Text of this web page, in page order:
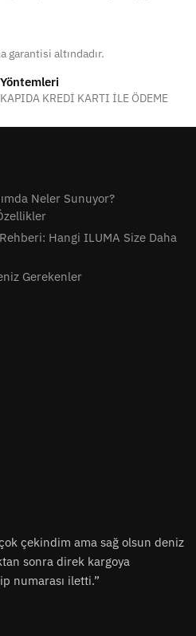
garantisi altındadır.
KREDİ KARTI İLE ÖDEME
Neler Sunuyor?
Hangi ILUMA Size Daha
Gerekenler
çekindim ama sağ olsun deniz
sonra direk kargoya
numarası iletti.”